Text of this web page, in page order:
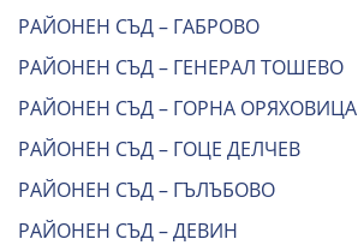
РАЙОНЕН СЪД – ГАБРОВО
РАЙОНЕН СЪД – ГЕНЕРАЛ ТОШЕВО
РАЙОНЕН СЪД – ГОРНА ОРЯХОВИЦА
РАЙОНЕН СЪД – ГОЦЕ ДЕЛЧЕВ
РАЙОНЕН СЪД – ГЪЛЪБОВО
РАЙОНЕН СЪД – ДЕВИН